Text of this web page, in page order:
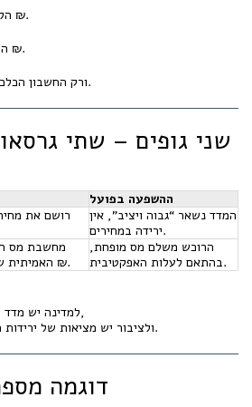
הלמ״ס רואה עסקה ב-3 מיליון ₪.
הבנק רואה בטוחה ב-3 מיליון ₪.
ורק החשבון הכלכלי יודע שהנכס נמכר בפחות.
ההשפעה בפועל
המדד נשאר “גבוה ויציב”, אין
ירידה במחירים.
מחשבת מס
האמיתית ששולמה – 2.5 מיליון ₪.
הרוכש משלם מס מופחת,
בהתאם לעלות האפקטיבית.
למדינה יש מדד שמציג עליות מדומות,
ולציבור יש מציאות של ירידות מחירים שלא מדווחות.
🧩 דוגמה